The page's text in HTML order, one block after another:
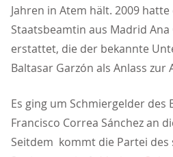
Jahren in Atem hält. 2009
Staatsbeamtin aus Madrid Ana
erstattet, die der bekannte
Baltasar Garzón als Anlass zur
Es ging um Schmiergelder
Francisco Correa Sánchez an
Seitdem kommt die Partei des